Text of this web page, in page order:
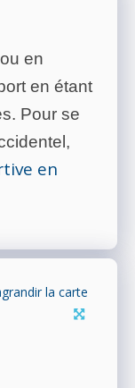
en
en étant
Pour se
en
la carte